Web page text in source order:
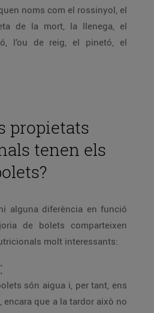
noms com el rossinyol, el
de la mort, la llenega, el
l’ou de reig, el pinetó, el
propietats
tenen els
alguna diferència en funció
de bolets comparteixen
molt interessants:
són aigua i, per tant, ens
encara que a la tardor això no